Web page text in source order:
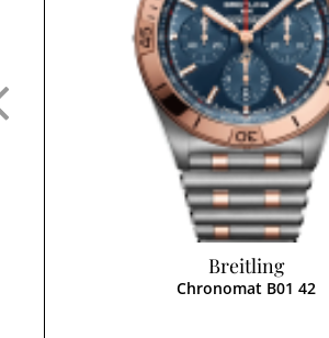
Breitling
Chronomat B01 42